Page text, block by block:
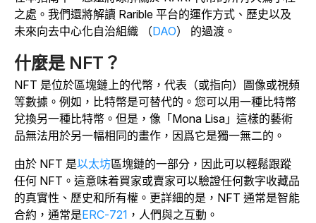
之處。我們還將解讀 Rarible 平台的運作方式、歷史以及
未來向去中心化自治組織 （DAO） 的過渡。
什麼是 NFT？
NFT 是位於區塊鏈上的代幣，代表（或指向）圖像或視頻
等數據。例如，比特幣是可替代的。您可以用一種比特幣
兌換另一種比特幣。但是，像「Mona Lisa」這樣的藝術
品無法用於另一幅相同的畫作，因爲它是獨一無二的。
由於 NFT 是以太坊區塊鏈的一部分，因此可以輕鬆跟蹤
任何 NFT。這意味着買家或賣家可以驗證任何數字收藏品
的真實性、歷史和所有權。更詳細的是，NFT 通常是智能
合約，通常是ERC-721 ，人們與之互動。